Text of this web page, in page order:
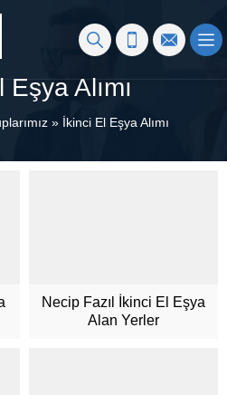
Alımı
» İkinci El Eşya Alımı
Necip Fazıl İkinci El Eşya
Alan Yerler